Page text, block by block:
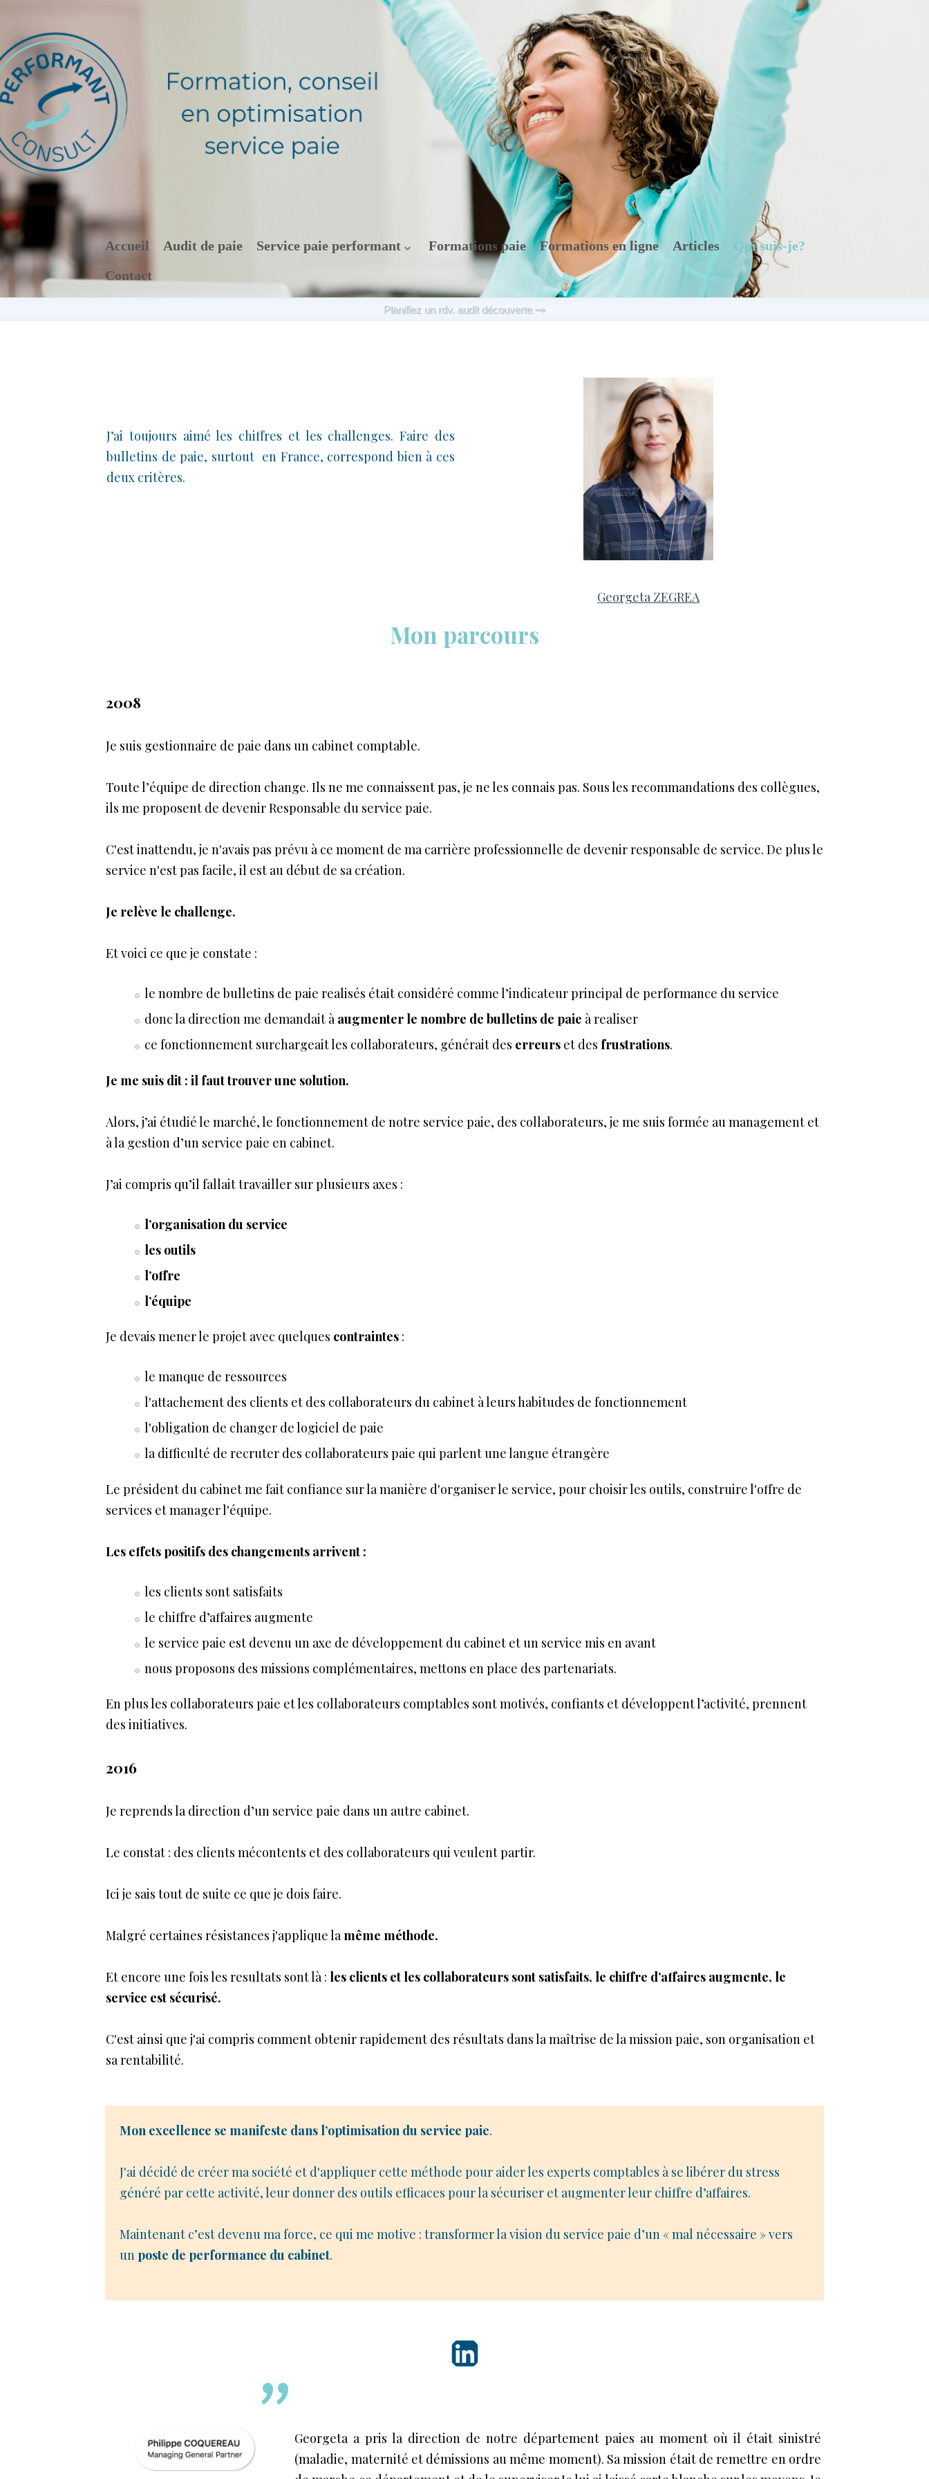
Accueil Audit de paie Service paie performant Formations paie Formations en ligne Articles
Qui suis-je?
Contact
Planifiez un rdv. audit découverte 
J’ai toujours aimé les chiffres et les challenges. Faire des
bulletins de paie, surtout en France, correspond bien à ces
deux critères.
Georgeta ZEGREA
Mon parcours
2008
Je suis gestionnaire de paie dans un cabinet comptable.
Toute l’équipe de direction change. Ils ne me connaissent pas, je ne les connais pas. Sous les recommandations des collègues,
ils me proposent de devenir Responsable du service paie.
C'est inattendu, je n'avais pas prévu à ce moment de ma carrière professionnelle de devenir responsable de service. De plus le
service n'est pas facile, il est au début de sa création.
Je relève le challenge.
Et voici ce que je constate :
le nombre de bulletins de paie realisés était considéré comme l’indicateur principal de performance du service
donc la direction me demandait àaugmenter le nombre de bulletins de paie à realiser
ce fonctionnement surchargeait les collaborateurs, générait des erreurs et des frustrations.
Je me suis dit : il faut trouver une solution.
Alors, j’ai étudié le marché, le fonctionnement de notre service paie, des collaborateurs, je me suis formée au management et
à la gestion d’un service paie en cabinet.
J’ai compris qu’il fallait travailler sur plusieurs axes :
l’organisation du service
les outils
l’offre
l’équipe
Je devais mener le projet avec quelques contraintes :
le manque de ressources
l'attachement des clients et des collaborateurs du cabinet à leurs habitudes de fonctionnement
l'obligation de changer de logiciel de paie
la difficulté de recruter des collaborateurs paie qui parlent une langue étrangère
Le président du cabinet me fait confiance sur la manière d'organiser le service, pour choisir les outils, construire l'offre de
services et manager l'équipe.
Les effets positifs des changements arrivent :
les clients sont satisfaits
le chiffre d’affaires augmente
le service paie est devenu un axe de développement du cabinet et un service mis en avant
nous proposons des missions complémentaires, mettons en place des partenariats.
En plus les collaborateurs paie et les collaborateurs comptables sont motivés, confiants et développent l’activité, prennent
des initiatives.
2016
Je reprends la direction d’un service paie dans un autre cabinet.
Le constat : des clients mécontents et des collaborateurs qui veulent partir.
Ici je sais tout de suite ce que je dois faire.
Malgré certaines résistances j'applique lamême méthode.
Et encore une fois les resultats sont là : les clients et les collaborateurs sont satisfaits, le chiffre d’affaires augmente, le
service est sécurisé.
C'est ainsi que j'ai compris comment obtenir rapidement des résultats dans la maîtrise de la mission paie, son organisation et
sa rentabilité.
Mon excellence se manifeste dans l’optimisation du service paie.
J'ai décidé de créer ma société et d'appliquer cette méthode pour aider les experts comptables à se libérer du stress
généré par cette activité, leur donner des outils efficaces pour la sécuriser et augmenter leur chiffre d’affaires.
Maintenant c’est devenu ma force, ce qui me motive : transformer la vision du service paie d’un « mal nécessaire » vers
un poste de performance du cabinet.
" Georgeta a pris la direction de notre département paies au moment où il était sinistré
(maladie, maternité et démissions au même moment). Sa mission était de remettre en ordre